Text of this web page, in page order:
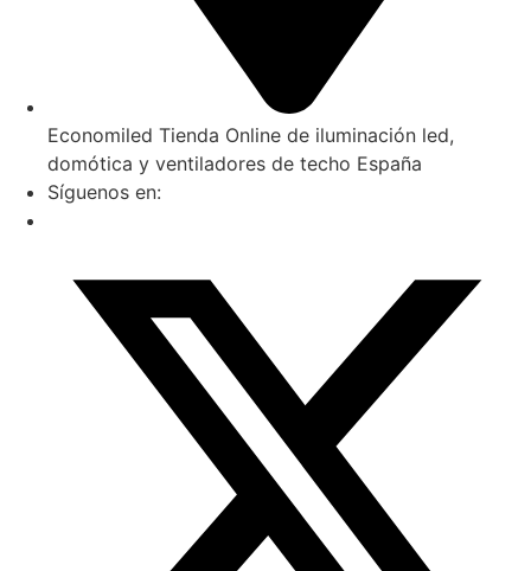
Economiled Tienda Online de iluminación led,
domótica y ventiladores de techo España
Síguenos en: